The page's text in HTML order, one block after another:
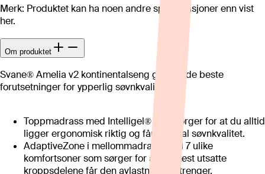
Merk: Produktet kan ha noen andre spesifikasjoner enn vist
her.
Om produktet
Svane® Amelia v2 kontinentalseng gir deg de beste
forutsetninger for ypperlig søvnkvalitet.
Toppmadrass med Intelligel® som sørger for at du alltid
ligger ergonomisk riktig og får optimal søvnkvalitet.
AdaptiveZone i mellommadrass med 7 ulike
komfortsoner som sørger for at de mest utsatte
kroppsdelene får den avlastning de trenger.